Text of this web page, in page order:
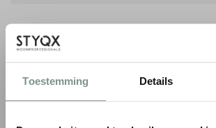
Toestemming Details